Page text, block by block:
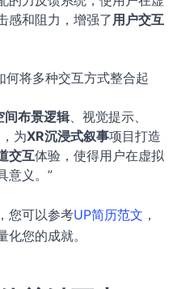
感和阻力，增强了用户交互
何将多种交互方式整合起
间布景逻辑、视觉提示、
为XR沉浸式叙事项目打造
交互体验，使得用户在虚拟
意义。”
您可以参考UP简历范文 ，
您的成就。